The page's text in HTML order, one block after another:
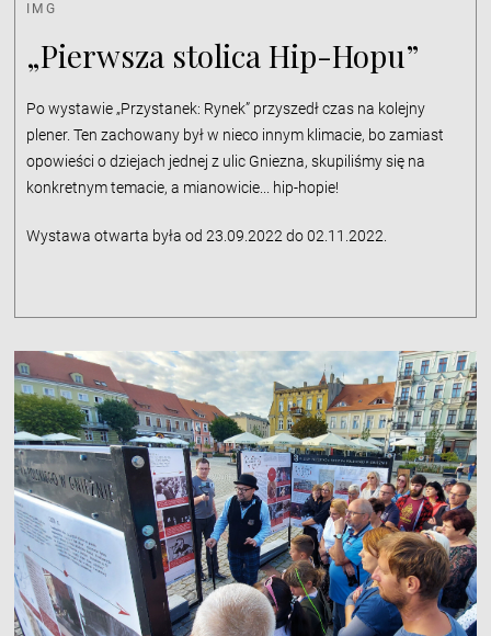
IMG
„Pierwsza stolica Hip-Hopu”
Po wystawie „Przystanek: Rynek” przyszedł czas na kolejny
plener. Ten zachowany był w nieco innym klimacie, bo zamiast
opowieści o dziejach jednej z ulic Gniezna, skupiliśmy się na
konkretnym temacie, a mianowicie... hip-hopie!
Wystawa otwarta była od 23.09.2022 do 02.11.2022.